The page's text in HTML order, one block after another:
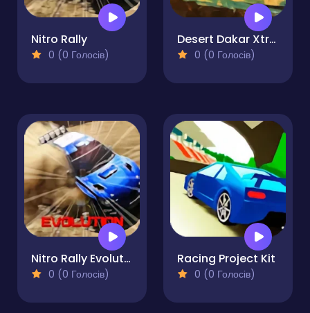
Nitro Rally
0 (0 Голосів)
Desert Dakar Xtream
0 (0 Голосів)
Nitro Rally Evolution
0 (0 Голосів)
Racing Project Kit
0 (0 Голосів)